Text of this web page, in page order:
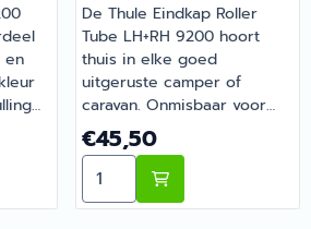
en
Lead Rail 9200 4.50 Wit
De Thule Eindkap Roller
Tube LH+RH 9200 hoort
thuis in elke goed
uitgeruste camper of
caravan. Onmisbaar voor
wie comfortabel op pad
gaat met de camper of
caravan. Heb je vragen over
de juiste keuze? Barsema
Prijs: 45,50
€45,50
Aantal kiezen voor Thule